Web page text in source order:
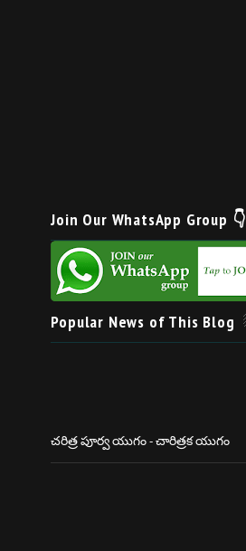
Join Our WhatsApp Group 👇
Popular News of This Blog
చరిత్ర పూర్వ యుగం - చారిత్రక యుగం